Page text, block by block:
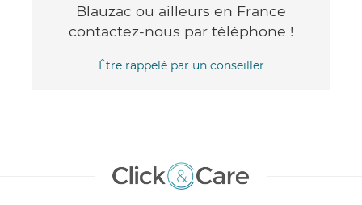
Blauzac ou ailleurs en France
contactez-nous par téléphone !
Être rappelé par un conseiller